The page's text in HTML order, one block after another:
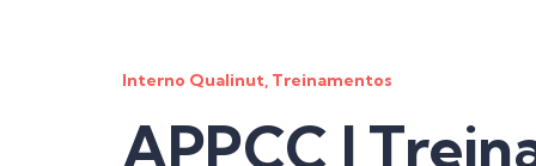
Interno Qualinut, Treinamentos
APPCC I